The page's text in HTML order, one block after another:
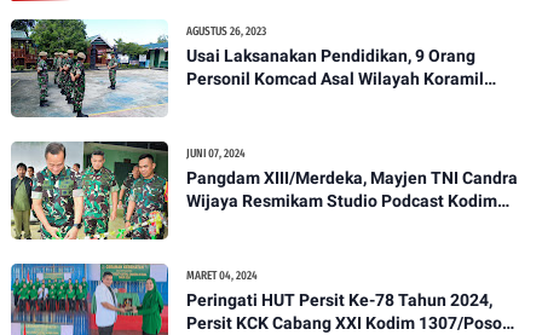
AGUSTUS 26, 2023
Usai Laksanakan Pendidikan, 9 Orang
Personil Komcad Asal Wilayah Koramil
JUNI 07, 2024
Pangdam XIII/Merdeka, Mayjen TNI Candra
Wijaya Resmikam Studio Podcast Kodim
MARET 04, 2024
Peringati HUT Persit Ke-78 Tahun 2024,
Persit KCK Cabang XXI Kodim 1307/Poso